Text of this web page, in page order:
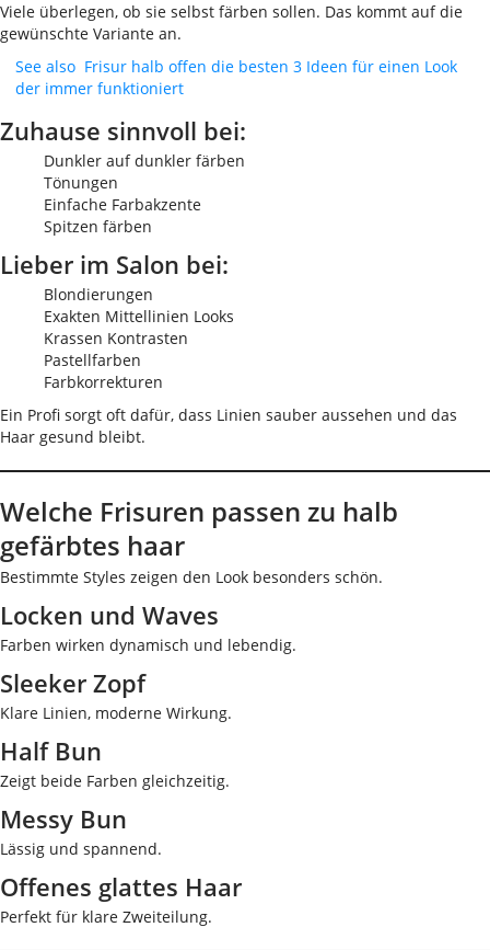
Viele überlegen, ob sie selbst färben sollen. Das kommt auf die
gewünschte Variante an.
See also Frisur halb offen die besten 3 Ideen für einen Look
der immer funktioniert
Zuhause sinnvoll bei:
Dunkler auf dunkler färben
Tönungen
Einfache Farbakzente
Spitzen färben
Lieber im Salon bei:
Blondierungen
Exakten Mittellinien Looks
Krassen Kontrasten
Pastellfarben
Farbkorrekturen
Ein Profi sorgt oft dafür, dass Linien sauber aussehen und das
Haar gesund bleibt.
Welche Frisuren passen zu halb
gefärbtes haar
Bestimmte Styles zeigen den Look besonders schön.
Locken und Waves
Farben wirken dynamisch und lebendig.
Sleeker Zopf
Klare Linien, moderne Wirkung.
Half Bun
Zeigt beide Farben gleichzeitig.
Messy Bun
Lässig und spannend.
Offenes glattes Haar
Perfekt für klare Zweiteilung.